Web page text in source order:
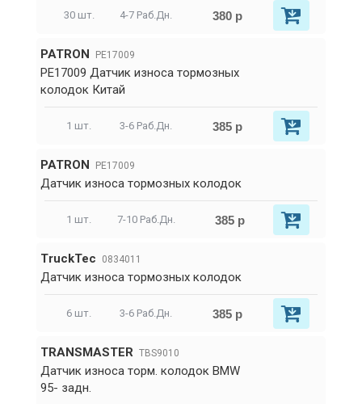
30 шт. 4-7 Раб.Дн. 380 р
PATRON PE17009
PE17009 Датчик износа тормозных
колодок Китай
1 шт. 3-6 Раб.Дн. 385 р
PATRON PE17009
Датчик износа тормозных колодок
1 шт. 7-10 Раб.Дн. 385 р
TruckTec 0834011
Датчик износа тормозных колодок
6 шт. 3-6 Раб.Дн. 385 р
TRANSMASTER TBS9010
Датчик износа торм. колодок BMW
95- задн.